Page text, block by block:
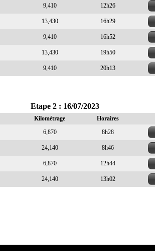
9,410 12h26
13,430 16h29
9,410 16h52
13,430 19h50
9,410 20h13
Etape 2 : 16/07/2023
Kilométrage Horaires
6,870 8h28
24,140 8h46
6,870 12h44
24,140 13h02